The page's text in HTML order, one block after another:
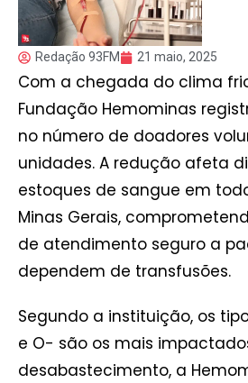
Redação 93FM 21 maio, 2025
Com a chegada do clima
Fundação Hemominas
no número de doadores
unidades. A redução afeta
estoques de sangue em
Minas Gerais,
de atendimento seguro a
dependem de transfusões.
Segundo a instituição, os
e O- são os mais
desabastecimento, a